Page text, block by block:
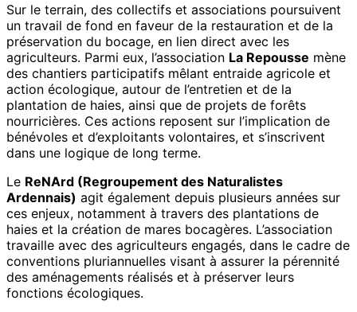
Sur le terrain, des collectifs et associations poursuivent
un travail de fond en faveur de la restauration et de la
préservation du bocage, en lien direct avec les
agriculteurs. Parmi eux, l’association La Repousse mène
des chantiers participatifs mêlant entraide agricole et
action écologique, autour de l’entretien et de la
plantation de haies, ainsi que de projets de forêts
nourricières. Ces actions reposent sur l’implication de
bénévoles et d’exploitants volontaires, et s’inscrivent
dans une logique de long terme.
Le ReNArd (Regroupement des Naturalistes
Ardennais) agit également depuis plusieurs années sur
ces enjeux, notamment à travers des plantations de
haies et la création de mares bocagères. L’association
travaille avec des agriculteurs engagés, dans le cadre de
conventions pluriannuelles visant à assurer la pérennité
des aménagements réalisés et à préserver leurs
fonctions écologiques.